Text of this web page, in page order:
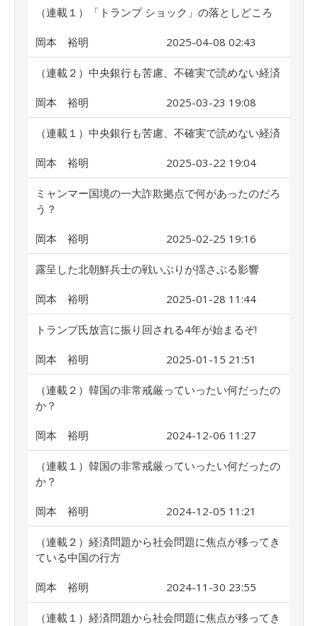
（連載１）「トランプ ショック」の落としどころ
岡本 裕明 2025-04-08 02:43
（連載２）中央銀行も苦慮、不確実で読めない経済
岡本 裕明 2025-03-23 19:08
（連載１）中央銀行も苦慮、不確実で読めない経済
岡本 裕明 2025-03-22 19:04
ミャンマー国境の一大詐欺拠点で何があったのだろ
う？
岡本 裕明 2025-02-25 19:16
露呈した北朝鮮兵士の戦いぶりが揺さぶる影響
岡本 裕明 2025-01-28 11:44
トランプ氏放言に振り回される4年が始まるぞ!
岡本 裕明 2025-01-15 21:51
（連載２）韓国の非常戒厳っていったい何だったの
か？
岡本 裕明 2024-12-06 11:27
（連載１）韓国の非常戒厳っていったい何だったの
か？
岡本 裕明 2024-12-05 11:21
（連載２）経済問題から社会問題に焦点が移ってき
ている中国の行方
岡本 裕明 2024-11-30 23:55
（連載１）経済問題から社会問題に焦点が移ってき